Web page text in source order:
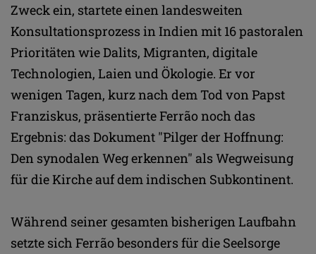
Zweck ein, startete einen landesweiten
Konsultationsprozess in Indien mit 16 pastoralen
Prioritäten wie Dalits, Migranten, digitale
Technologien, Laien und Ökologie. Er vor
wenigen Tagen, kurz nach dem Tod von Papst
Franziskus, präsentierte Ferrão noch das
Ergebnis: das Dokument "Pilger der Hoffnung:
Den synodalen Weg erkennen" als Wegweisung
für die Kirche auf dem indischen Subkontinent.
Während seiner gesamten bisherigen Laufbahn
setzte sich Ferrão besonders für die Seelsorge